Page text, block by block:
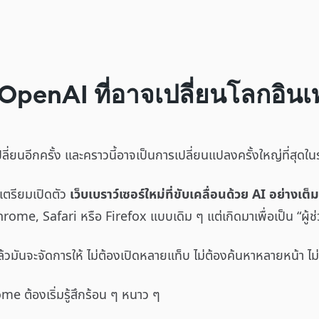
ที่อาจเปลี่ยนโลกอิน
ลี่ยนอีกครั้ง และคราวนี้อาจเป็นการเปลี่ยนแปลงครั้งใหญ่ที่สุดใ
รียมเปิดตัว เว็บเบราว์เซอร์ใหม่ที่ขับเคลื่อนด้วย AI อย่างเ
Safari หรือ Firefox แบบเดิม ๆ แต่เกิดมาเพื่อเป็น “ผู้
นจะจัดการให้ ไม่ต้องเปิดหลายแท็บ ไม่ต้องค้นหาหลายหน้า
ต้องเริ่มรู้สึกร้อน ๆ หนาว ๆ